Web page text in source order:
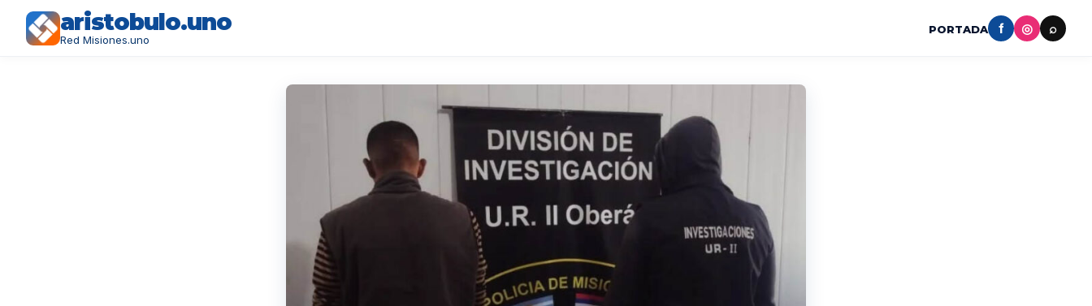
aristobulo.uno
Red Misiones.uno
PORTADA f ◎ ⌕